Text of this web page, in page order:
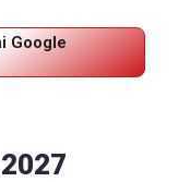
Google